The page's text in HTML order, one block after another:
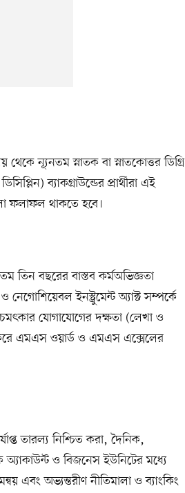
থেকে ন্যূনতম স্নাতক বা স্নাতকোত্তর ডিগ্রি
ব্যাকগ্রাউন্ডের প্রার্থীরা এই
ফলাফল থাকতে হবে।
তিন বছরের বাস্তব কর্মঅভিজ্ঞতা
ইনস্ট্রুমেন্ট অ্যাক্ট সম্পর্কে
যোগাযোগের দক্ষতা (লেখা ও
এমএস ওয়ার্ড ও এমএস এক্সেলের
তারল্য নিশ্চিত করা, দৈনিক,
অ্যাকাউন্ট ও বিজনেস ইউনিটের মধ্যে
এবং অভ্যন্তরীণ নীতিমালা ও ব্যাংকিং